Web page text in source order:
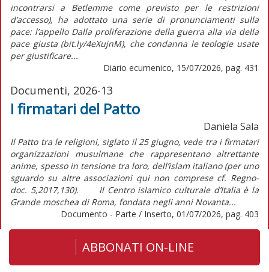
incontrarsi a Betlemme come previsto per le restrizioni
d’accesso), ha adottato una serie di pronunciamenti sulla
pace: l’appello Dalla proliferazione della guerra alla via della
pace giusta (bit.ly/4eXujnM), che condanna le teologie usate
per giustificare...
Diario ecumenico, 15/07/2026, pag. 431
Documenti, 2026-13
I firmatari del Patto
Daniela Sala
Il Patto tra le religioni, siglato il 25 giugno, vede tra i firmatari
organizzazioni musulmane che rappresentano altrettante
anime, spesso in tensione tra loro, dell’islam italiano (per uno
sguardo su altre associazioni qui non comprese cf. Regno-
doc. 5,2017,130). Il Centro islamico culturale d’Italia è la
Grande moschea di Roma, fondata negli anni Novanta...
Documento - Parte / Inserto, 01/07/2026, pag. 403
ABBONATI ON-LINE